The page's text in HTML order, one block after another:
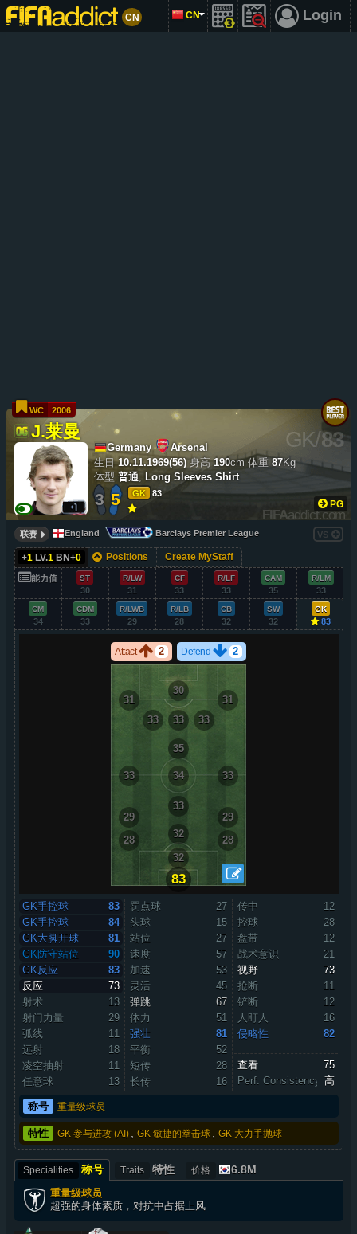
CN CN Login
J.莱曼
WC 2006
Germany
Arsenal
生日 10.11.1969(56) 身高 190cm 体重 87Kg
体型 普通, Long Sleeves Shirt
3 5 GK 83
PG
FIFAaddict.com
GK/83
联赛 England Barclays Premier League VS
+1 LV.1 BN+0 Positions Create MyStaff
能力值 ST
30
R/LW
31
CF
33
R/LF
33
CAM
35
R/LM
33
CM
34
CDM
33
R/LWB
29
R/LB
28
CB
32
SW
32
GK
83
Attact 2 Defend 2
30
31
31
33
33
33
35
33 33
34
33
29
29
28
32
28
32
83
GK手控球
83
GK手控球
84
GK大脚开球
81
GK防守站位
90
GK反应
83
反应
73
射术
13
射门力量
29
弧线
11
远射
18
凌空抽射
11
任意球
13
罚点球
27
头球
15
站位
27
速度
57
加速
53
灵活
45
弹跳
67
体力
51
强壮
81
平衡
52
短传
28
长传
16
传中
12
控球
28
盘带
12
战术意识
21
视野
73
抢断
11
铲断
12
人盯人
16
侵略性
82
查看
75
Perf. Consistency
高
称号 重量级球员
特性 GK 参与进攻 (AI) GK 敏捷的拳击球 GK 大力手抛球
Specialities 称号 Traits 特性 价格 6.8M
重量级球员
超强的身体素质，对抗中占据上风